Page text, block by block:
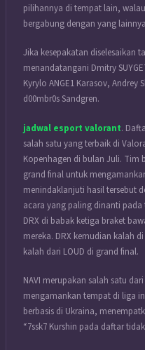
pilihannya di tempat lain,
bergabung dengan yang
Jika kesepakatan diselesaikan
menandatangani Dmitry
Kyrylo ANGE1 Karasov,
d00mbr0s Sandgren.
jadwal esport valorant.
salah satu yang terbaik di
Kopenhagen di bulan Juli. Tim
grand final untuk
menindaklanjuti hasil tersebut
acara yang paling dinanti
DRX di babak ketiga braket
mereka. DRX kemudian kalah
kalah dari LOUD di grand final.
NAVI merupakan salah satu
mengamankan tempat di liga
berbasis di Ukraina,
“7ssk7 Kurshin pada daftar